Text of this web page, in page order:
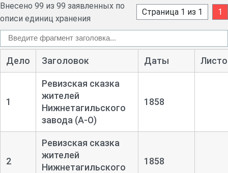
Внесено 99 из 99 заявленных по
описи единиц хранения
Страница 1 из 1 1
Дело Заголовок Даты
1
Ревизская сказка
жителей
Нижнетагильского
завода (А-О)
1858
2
Ревизская сказка
жителей
Нижнетагильского
1858